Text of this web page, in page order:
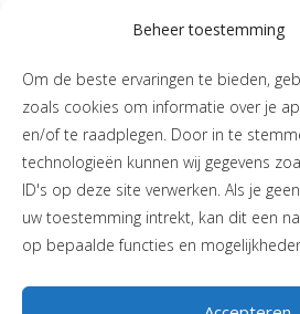
Beheer toestemming
Om de beste ervaringen te bieden,
zoals cookies om informatie over je
en/of te raadplegen. Door in te
technologieën kunnen wij gegevens
ID's op deze site verwerken. Als je
uw toestemming intrekt, kan dit een
op bepaalde functies en